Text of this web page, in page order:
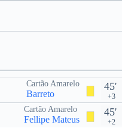
45'
+3
Cartão Amarelo
Barreto
45'
+2
Cartão Amarelo
Fellipe Mateus